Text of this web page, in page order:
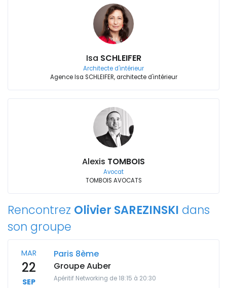
Isa SCHLEIFER
Architecte d'intérieur
Agence Isa SCHLEIFER, architecte d'intérieur
Alexis TOMBOIS
Avocat
TOMBOIS AVOCATS
Rencontrez Olivier SAREZINSKI dans
son groupe
MAR
22
SEP
Paris 8ème
Groupe Auber
Apéritif Networking de 18:15 à 20:30